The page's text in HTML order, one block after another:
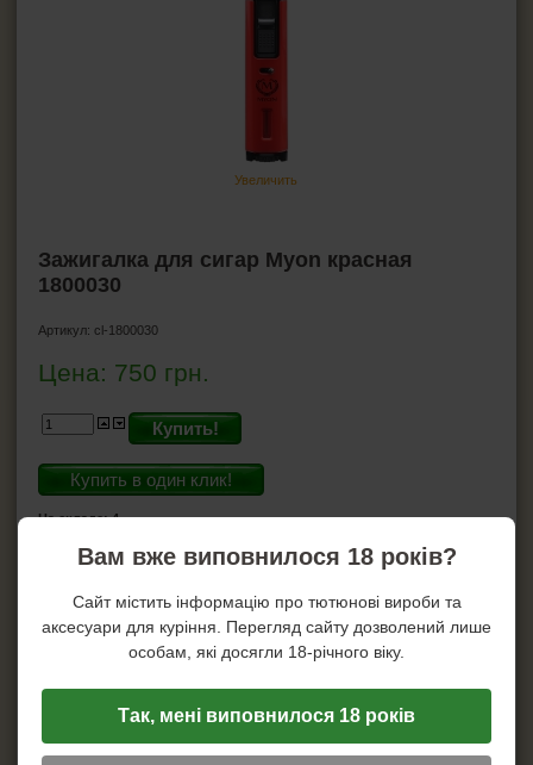
Увеличить
Зажигалка для сигар Myon красная
1800030
Артикул: cl-1800030
Цена: 750 грн.
Купить!
Купить в один клик!
На складе: 4
Вам вже виповнилося 18 років?
Сайт містить інформацію про тютюнові вироби та
аксесуари для куріння. Перегляд сайту дозволений лише
особам, які досягли 18-річного віку.
Так, мені виповнилося 18 років